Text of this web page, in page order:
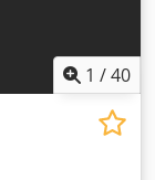
1 /40